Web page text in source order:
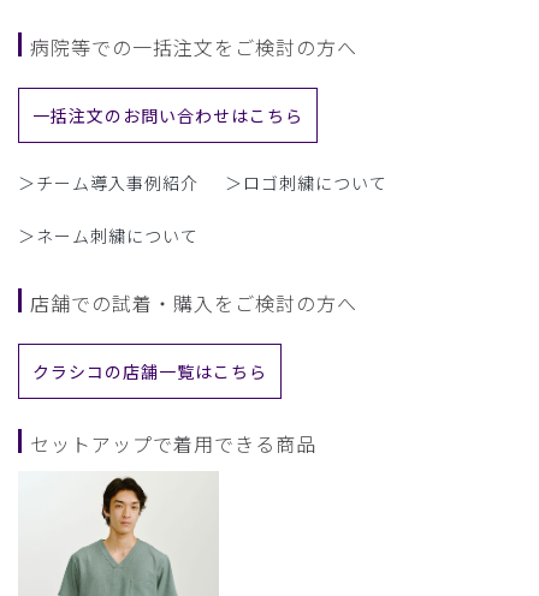
病院等での一括注文をご検討の方へ
一括注文のお問い合わせはこちら
＞チーム導入事例紹介 ＞ロゴ刺繍について
＞ネーム刺繍について
店舗での試着・購入をご検討の方へ
クラシコの店舗一覧はこちら
セットアップで着用できる商品